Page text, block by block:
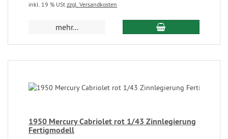
inkl. 19 % USt zzgl. Versandkosten
mehr...
1950 Mercury Cabriolet rot 1/43 Zinnlegierung
Fertigmodell